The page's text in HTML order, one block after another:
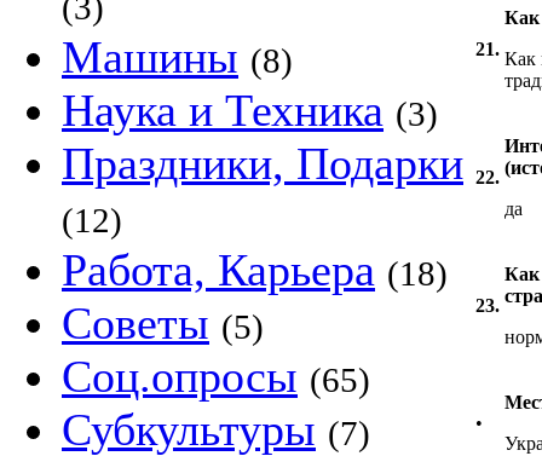
Машины (8)
Наука и Техника (3)
Праздники, Подарки
(12)
Работа, Карьера (18)
Советы (5)
Соц.опросы (65)
Субкультуры (7)
21.
Как
Как
22.
да
23.
Как
•